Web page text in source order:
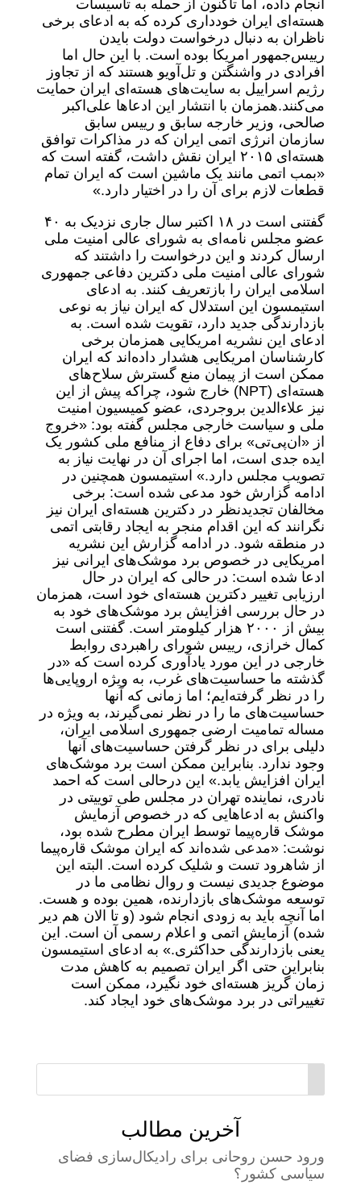
انجام داده، اما تاکنون از حمله به تاسیسات
هسته‌ای ایران خودداری کرده که به ادعای برخی
ناظران به دنبال درخواست دولت بایدن
رییس‌جمهور امریکا بوده است. با این حال اما
افرادی در واشنگتن و تل‌آویو هستند که از تجاوز
رژیم اسراییل به سایت‌های هسته‌ای ایران حمایت
می‌کنند.همزمان با انتشار این ادعاها علی‌اکبر
صالحی، وزیر خارجه سابق و رییس سابق
سازمان انرژی اتمی ایران که در مذاکرات توافق
هسته‌ای ۲۰۱۵ ایران نقش داشت، گفته است که
«بمب اتمی مانند یک ماشین است که ایران تمام
قطعات لازم برای آن را در اختیار دارد.»
گفتنی است در ۱۸ اکتبر سال جاری نزدیک به ۴۰
عضو مجلس نامه‌ای به شورای عالی امنیت ملی
ارسال کردند و این درخواست را داشتند که
شورای عالی امنیت ملی دکترین دفاعی جمهوری
اسلامی ایران را بازتعریف کنند. به ادعای
استیمسون این استدلال که ایران نیاز به نوعی
بازدارندگی جدید دارد، تقویت شده است. به
ادعای این نشریه امریکایی همزمان برخی
کارشناسان امریکایی هشدار داده‌اند که ایران
ممکن است از پیمان منع گسترش سلاح‌های
هسته‌ای (NPT) خارج شود، چراکه پیش از این
نیز علاءالدین بروجردی، عضو کمیسیون امنیت
ملی و سیاست خارجی مجلس گفته بود: «خروج
از «ان‌پی‌تی» برای دفاع از منافع ملی کشور یک
ایده جدی است، اما اجرای آن در نهایت نیاز به
تصویب مجلس دارد.» استیمسون همچنین در
ادامه گزارش خود مدعی شده است: برخی
مخالفان تجدیدنظر در دکترین هسته‌ای ایران نیز
نگرانند که این اقدام منجر به ایجاد رقابتی اتمی
در منطقه شود. در ادامه گزارش این نشریه
امریکایی در خصوص برد موشک‌های ایرانی نیز
ادعا شده است: در حالی که ایران در حال
ارزیابی تغییر دکترین هسته‌ای خود است، همزمان
در حال بررسی افزایش برد موشک‌های خود به
بیش از ۲۰۰۰ هزار کیلومتر است. گفتنی است
کمال خرازی، رییس شورای راهبردی روابط
خارجی در این مورد یادآوری کرده است که «در
گذشته ما حساسیت‌های غرب، به ویژه اروپایی‌ها
را در نظر گرفته‌ایم؛ اما زمانی که آنها
حساسیت‌های ما را در نظر نمی‌گیرند، به ویژه در
مساله تمامیت ارضی جمهوری اسلامی ایران،
دلیلی برای در نظر گرفتن حساسیت‌های آنها
وجود ندارد. بنابراین ممکن است برد موشک‌های
ایران افزایش یابد.» این درحالی است که احمد
نادری، نماینده تهران در مجلس طی توییتی در
واکنش به ادعاهایی که در خصوص آزمایش
موشک قاره‌پیما توسط ایران مطرح شده بود،
نوشت: «مدعی شده‌اند که ایران موشک قاره‌پیما
از شاهرود تست و شلیک کرده است. البته این
موضوع جدیدی نیست و روال نظامی ما در
توسعه موشک‌های بازدارنده، همین بوده و هست.
اما آنچه باید به زودی انجام شود (و تا الان هم دیر
شده) آزمایش اتمی و اعلام رسمی آن است. این
یعنی بازدارندگی حداکثری.» به ادعای استیمسون
بنابراین حتی اگر ایران تصمیم به کاهش مدت
زمان گریز هسته‌ای خود نگیرد، ممکن است
تغییراتی در برد موشک‌های خود ایجاد کند.
آخرین مطالب
ورود حسن روحانی برای رادیکال‌سازی فضای
سیاسی کشور؟